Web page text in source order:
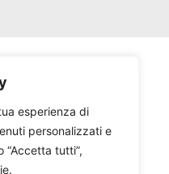
esperienza di
personalizzati e
tutti”,